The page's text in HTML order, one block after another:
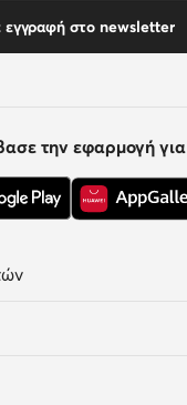
εγγραφή στο newsletter
την εφαρμογή για